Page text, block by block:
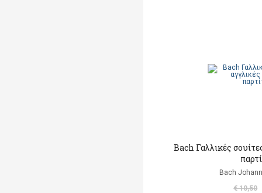
Bach Γαλλικές
Bach
€ 10,50